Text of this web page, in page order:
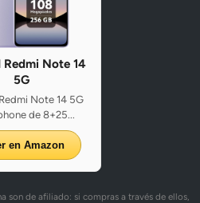
Redmi Note 14
5G
Note 14 5G
de 8+25...
en Amazon
son de afiliado: si compras a través de ellos,